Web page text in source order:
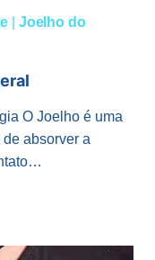
Joelho do
O Joelho é uma
absorver a